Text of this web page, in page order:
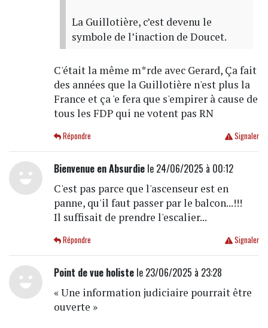
La Guillotière, c’est devenu le
symbole de l’inaction de Doucet.
C'était la même m*rde avec Gerard, Ça fait
des années que la Guillotière n'est plus la
France et ça 'e fera que s'empirer à cause de
tous les FDP qui ne votent pas RN
Signaler
Répondre
Bienvenue en Absurdiele 24/06/2025 à 00:12
C'est pas parce que l'ascenseur est en
panne, qu'il faut passer par le balcon...!!!
Il suffisait de prendre l'escalier...
Signaler
Répondre
Point de vue holistele 23/06/2025 à 23:28
« Une information judiciaire pourrait être
ouverte »